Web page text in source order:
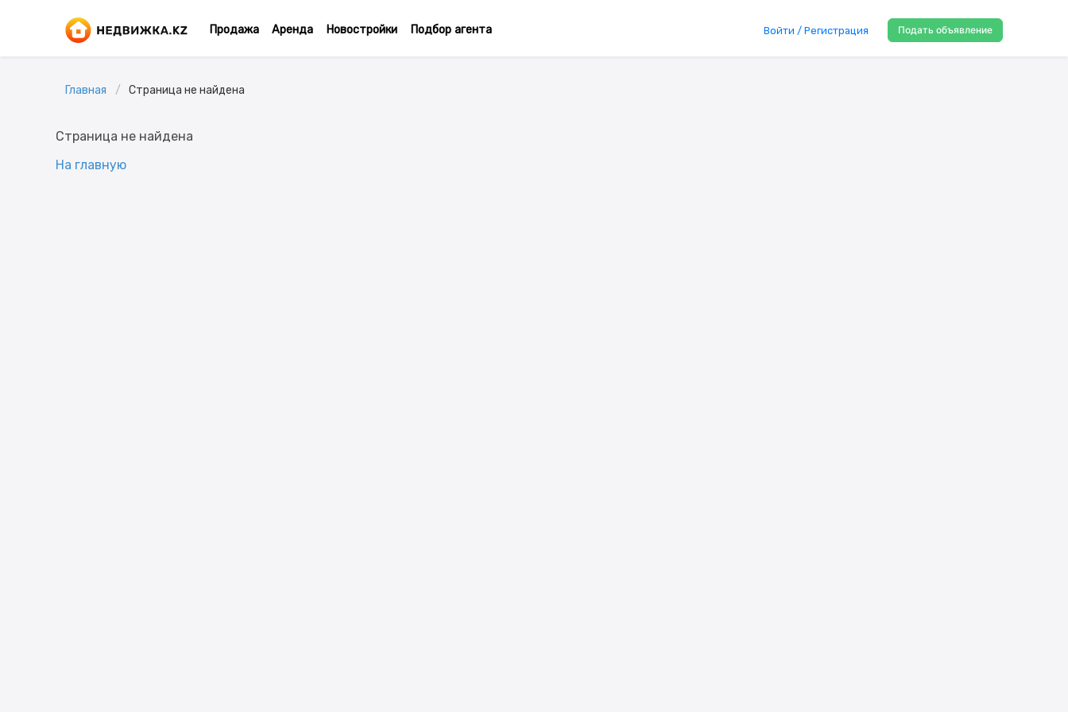
Продажа Аренда Новостройки Подбор агента Войти / Регистрация Подать объявление
Главная Страница не найдена
Страница не найдена
На главную